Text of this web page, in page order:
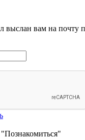
выслан вам на почту